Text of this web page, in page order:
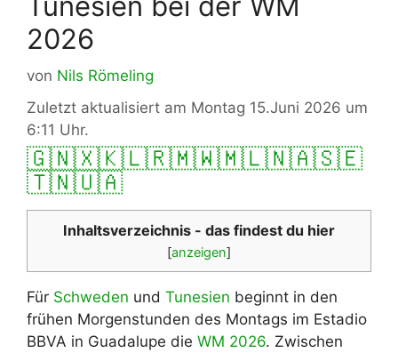
2026
von Nils Römeling
Zuletzt aktualisiert am Montag 15.Juni 2026 um
6:11 Uhr.
🇬🇳🇽🇰🇱🇷🇲🇼🇲🇱🇳🇦🇸🇪
🇹🇳🇺🇦
Inhaltsverzeichnis - das findest du hier
[anzeigen]
Für Schweden und Tunesien beginnt in den
frühen Morgenstunden des Montags im Estadio
BBVA in Guadalupe die WM 2026. Zwischen